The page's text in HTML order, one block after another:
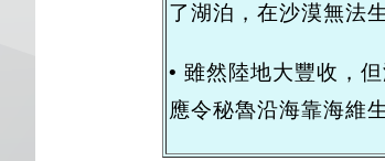
了湖泊，在沙漠無法
• 雖然陸地大豐收，
應令秘魯沿海靠海維